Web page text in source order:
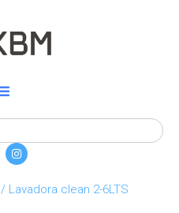
/ Lavadora clean 2-6LTS